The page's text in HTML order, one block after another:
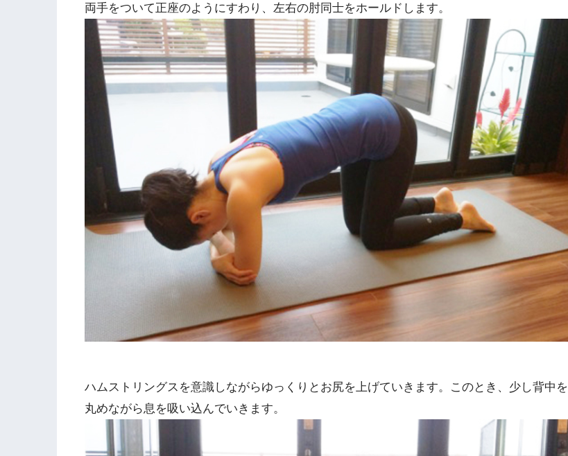
両手をついて正座のようにすわり、左右の肘同士をホールドします。
ハムストリングスを意識しながらゆっくりとお尻を上げていきます。このとき、少し背中を
丸めながら息を吸い込んでいきます。